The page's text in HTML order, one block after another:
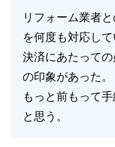
リフォーム業者
を何度も対応し
決済にあたって
の印象があった。
もっと前もって
と思う。